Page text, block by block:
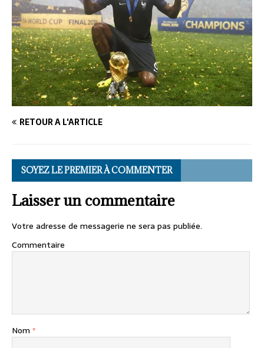
RETOUR À L'ARTICLE
SOYEZ LE PREMIER À COMMENTER
Laisser un commentaire
Votre adresse de messagerie ne sera pas publiée.
Commentaire
Nom *